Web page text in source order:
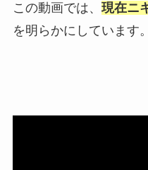
この動画では、 現在ニ
を明らかにしています。